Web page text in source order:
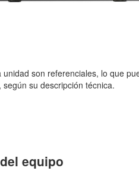
son referenciales, lo que
su descripción técnica.
equipo